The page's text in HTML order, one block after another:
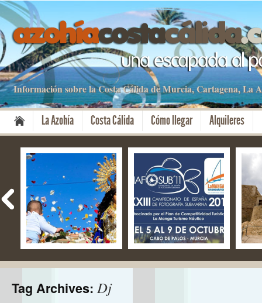
Información sobre la Costa Cálida de Murcia, Cartagena, La
La Azohía Costa Cálida Cómo llegar Alquileres
Fiestas del Milagro –
Mazarrón
08 Nov 2019
No Comment
By apartamentos
NAFOSUB – La Manga
del Mar Menor y Cabo
de Palos
13 Oct 2019
No Comment
By apartamentos
28
No
By
Tag Archives: Dj